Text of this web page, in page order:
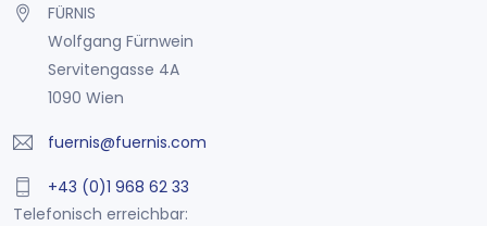
FÜRNIS
Wolfgang Fürnwein
Servitengasse 4A
1090 Wien
fuernis@fuernis.com
+43 (0)1 968 62 33
Telefonisch erreichbar: